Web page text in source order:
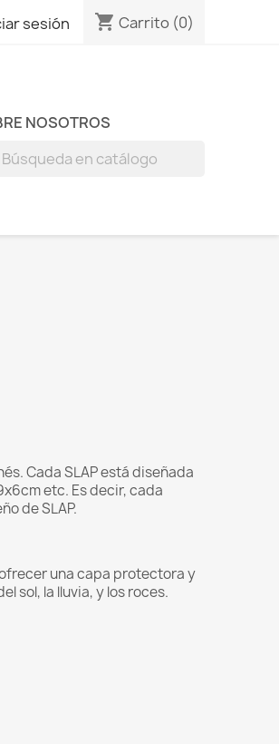
sesión shopping_cart Carrito (0)
NOSOTROS
Cada SLAP está diseñada
etc. Es decir, cada
de SLAP.
una capa protectora y
sol, la lluvia, y los roces.